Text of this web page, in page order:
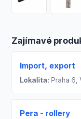
Zajímavé
Import, export
Lokalita: Praha 6,
Pera - rollery